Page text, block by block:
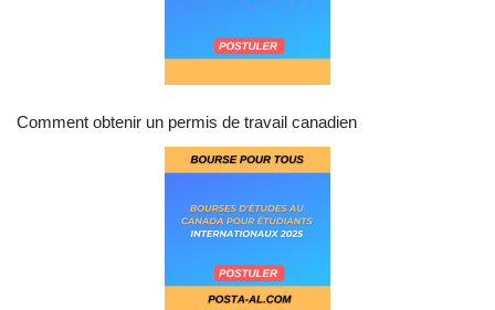
Comment obtenir un permis de travail canadien